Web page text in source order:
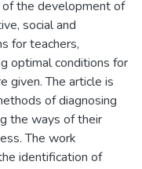
the development of
social and
for teachers,
optimal conditions for
given. The article is
of diagnosing
the ways of their
The work
identification of